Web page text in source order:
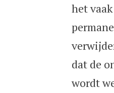
het
dat de
wordt